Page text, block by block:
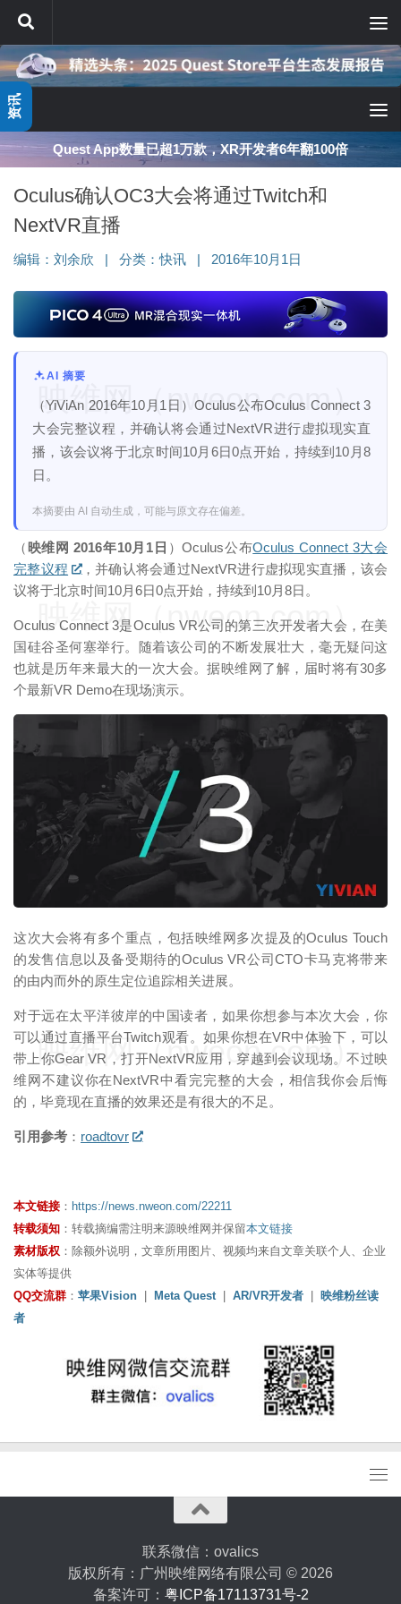
跳至内容
Quest App数量已超1万款，XR开发者6年翻100倍
Oculus确认OC3大会将通过Twitch和
NextVR直播
编辑： 刘余欣 分类：快讯 2016年10月1日
AI 摘要
（YiViAn 2016年10月1日）Oculus公布Oculus Connect 3
大会完整议程，并确认将会通过NextVR进行虚拟现实直
播，该会议将于北京时间10月6日0点开始，持续到10月8
日。
本摘要由 AI 自动生成，可能与原文存在偏差。
（ 映维网 2016年10月1日 ）Oculus公布Oculus Connect 3大会
完整议程
，并确认将会通过NextVR进行虚拟现实直播，该会
议将于北京时间10月6日0点开始，持续到10月8日。
Oculus Connect 3是Oculus VR公司的第三次开发者大会，在美
国硅谷圣何塞举行。随着该公司的不断发展壮大，毫无疑问这
也就是历年来最大的一次大会。据映维网了解，届时将有30多
个最新VR Demo在现场演示。
这次大会将有多个重点，包括映维网多次提及的Oculus Touch
的发售信息以及备受期待的Oculus VR公司CTO卡马克将带来
的由内而外的原生定位追踪相关进展。
对于远在太平洋彼岸的中国读者，如果你想参与本次大会，你
可以通过直播平台Twitch观看。如果你想在VR中体验下，可以
带上你Gear VR，打开NextVR应用，穿越到会议现场。不过映
维网不建议你在NextVR中看完完整的大会，相信我你会后悔
的，毕竟现在直播的效果还是有很大的不足。
引用参考 ： roadtovr
映维网（nweon.com）
映维网（nweon.com）
映维网（nweon.com）
映维网（nweon.com）
本文链接 ： https://news.nweon.com/22211
转载须知 ：转载摘编需注明来源映维网并保留本文链接
素材版权 ：除额外说明，文章所用图片、视频均来自文章关联个人、企业
实体等提供
QQ交流群 ： 苹果Vision Meta Quest AR/VR开发者
映维粉丝读
者
联系微信：ovalics
版权所有：广州映维网络有限公司 © 2026
备案许可： 粤ICP备17113731号-2
资讯